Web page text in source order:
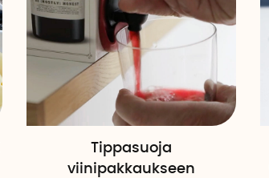
Tippasuoja
viinipakkaukseen